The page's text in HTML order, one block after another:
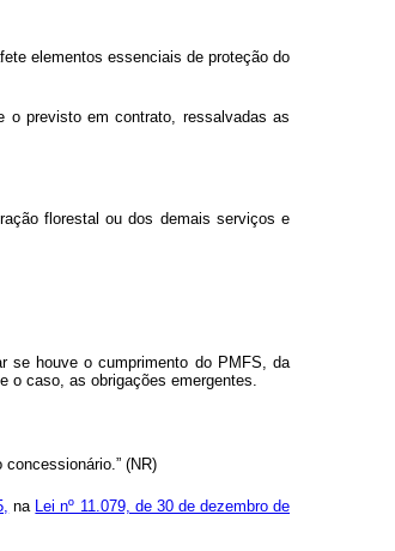
elementos essenciais de proteção do
o previsto em contrato, ressalvadas as
florestal ou dos demais serviços e
se houve o cumprimento do PMFS, da
o caso, as obrigações emergentes.
(NR)
na Lei nº 11.079, de 30 de dezembro de